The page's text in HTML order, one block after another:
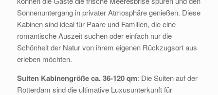
Sonnenuntergang in privater Atmosphäre genießen. Diese
Kabinen sind ideal für Paare und Familien, die eine
romantische Auszeit suchen oder einfach nur die
Schönheit der Natur von ihrem eigenen Rückzugsort aus
erleben möchten.
Suiten Kabinengröße ca. 36-120 qm: Die Suiten auf der
Rotterdam sind die ultimative Luxusunterkunft für